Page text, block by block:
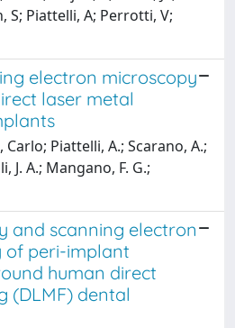
S; Piattelli, A; Perrotti, V;
electron microscopy
laser metal
Piattelli, A.; Scarano, A.;
J. A.; Mangano, F. G.;
and scanning electron
of peri-implant
human direct
(DLMF) dental